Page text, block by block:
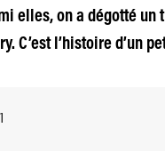
elles, on a dégotté un
C’est l’histoire d’un